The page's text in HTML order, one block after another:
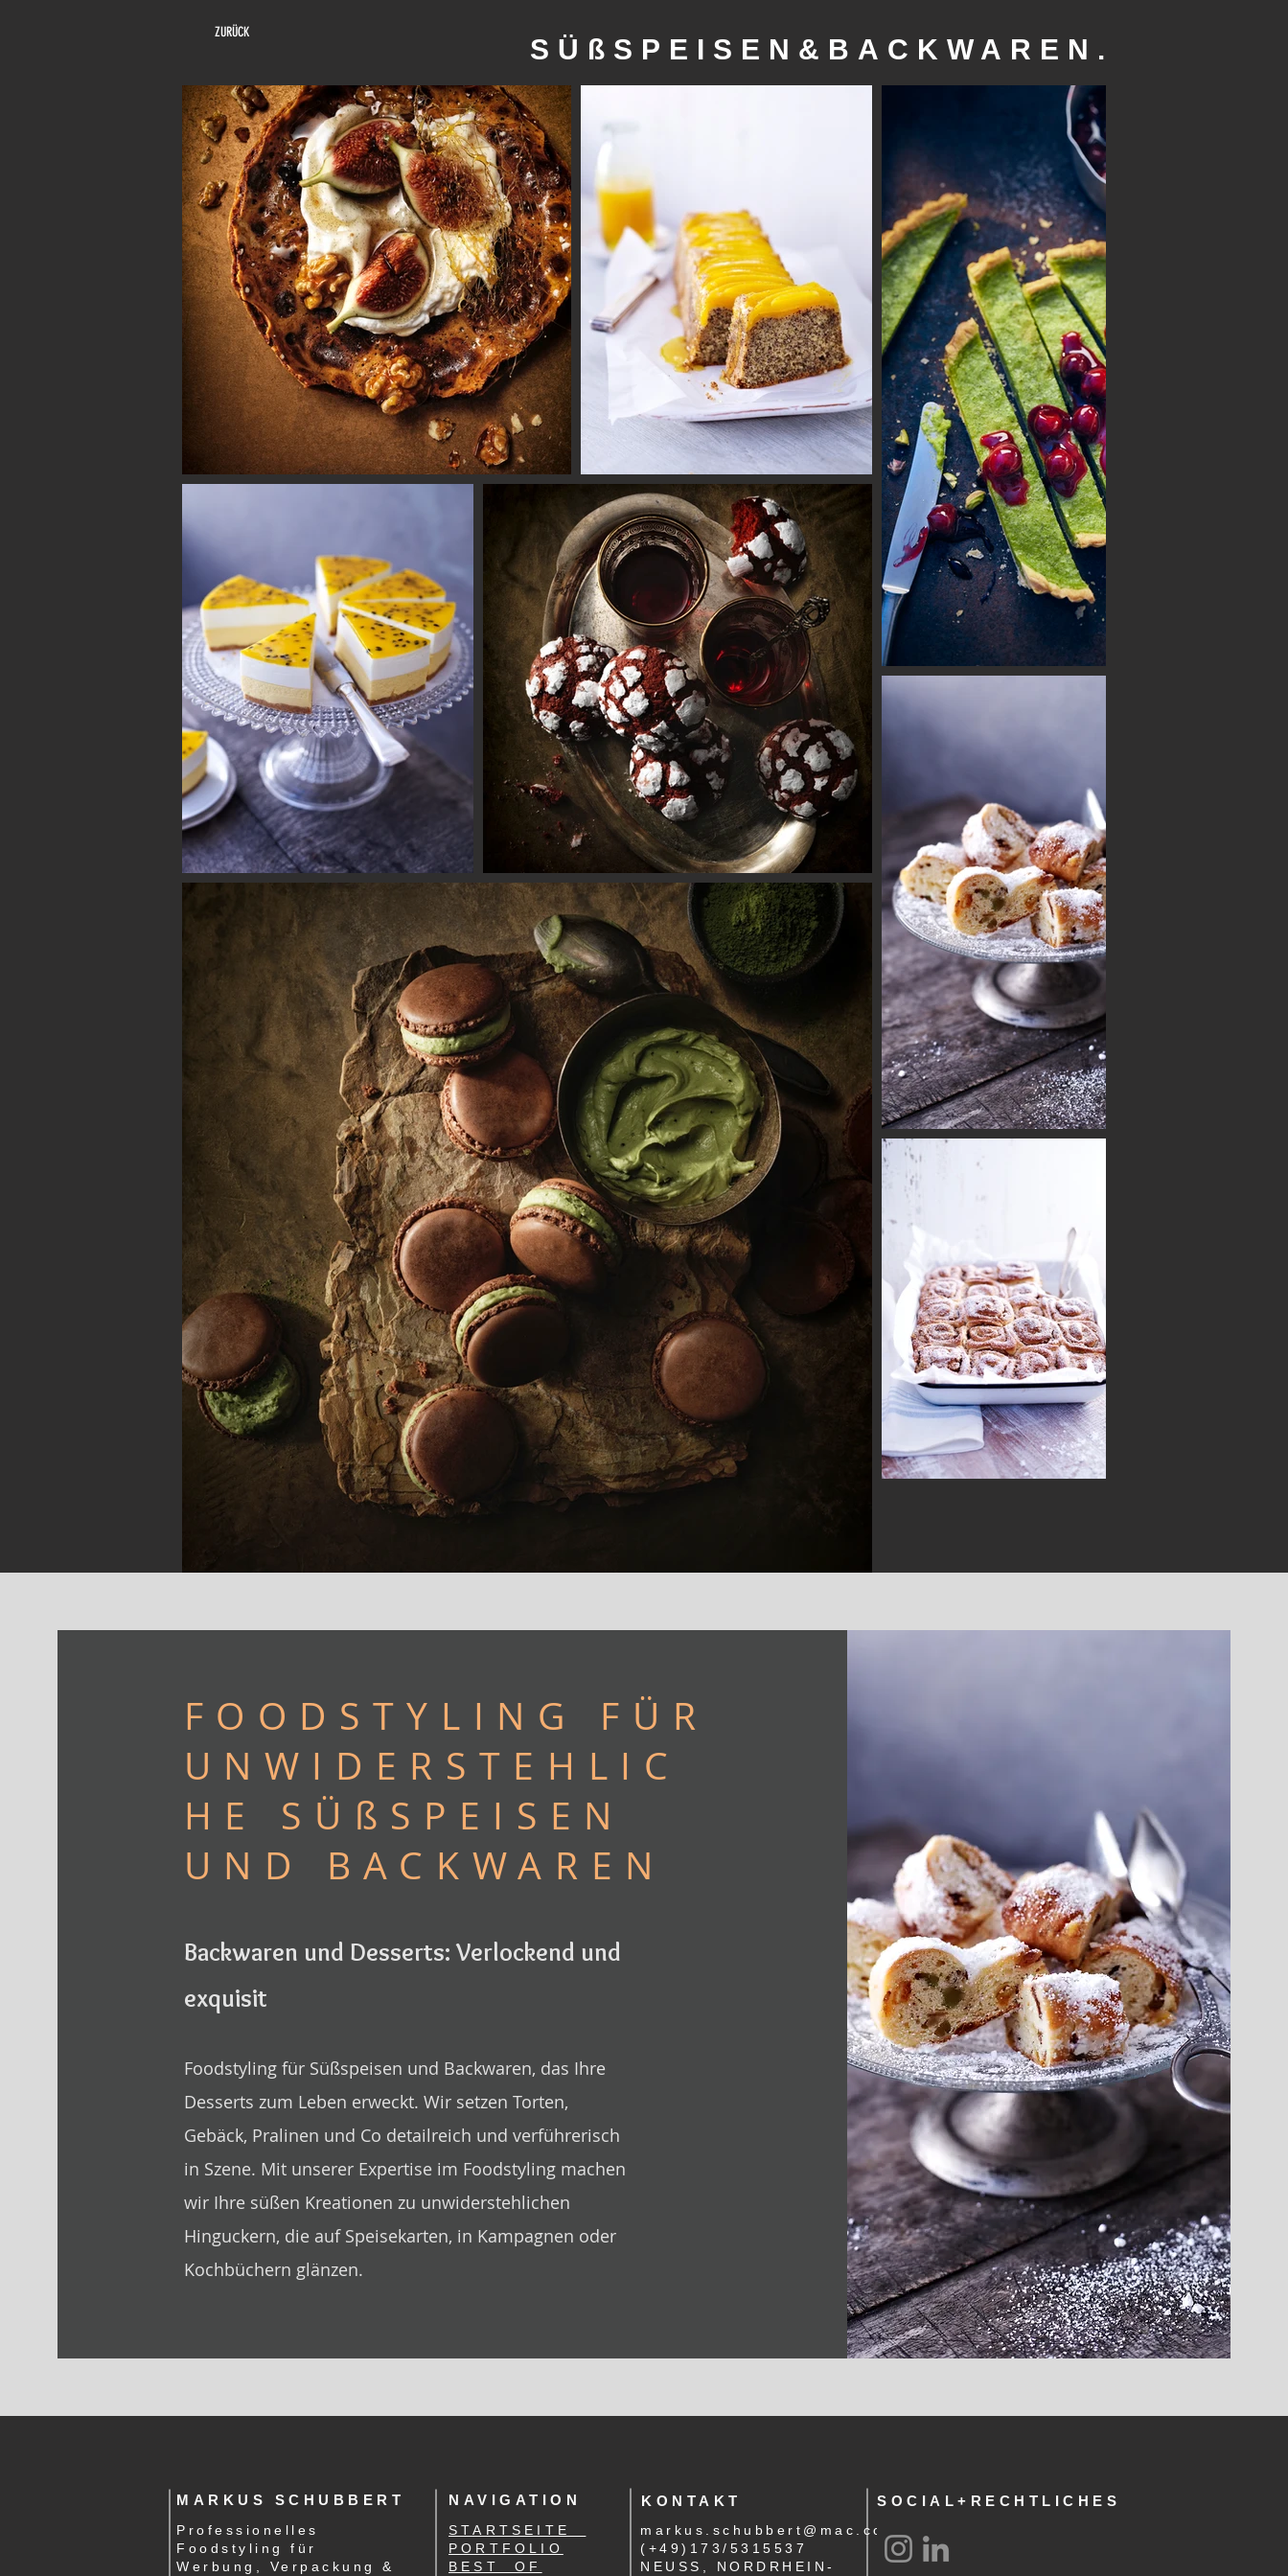
ZURÜCK
SÜßSPEISEN&BACKWAREN.
FOODSTYLING FÜR
UNWIDERSTEHLIC
HE SÜßSPEISEN
UND BACKWAREN
Backwaren und Desserts: Verlockend und
exquisit
Foodstyling für Süßspeisen und Backwaren, das Ihre
Desserts zum Leben erweckt. Wir setzen Torten,
Gebäck, Pralinen und Co detailreich und verführerisch
in Szene. Mit unserer Expertise im Foodstyling machen
wir Ihre süßen Kreationen zu unwiderstehlichen
Hinguckern, die auf Speisekarten, in Kampagnen oder
Kochbüchern glänzen.
MARKUS SCHUBBERT
Professionelles
Foodstyling für
Werbung, Verpackung &
NAVIGATION
STARTSEITE
PORTFOLIO
BEST OF
KONTAKT
markus.schubbert@mac.com
(+49)173/5315537
NEUSS, NORDRHEIN-
SOCIAL+RECHTLICHES